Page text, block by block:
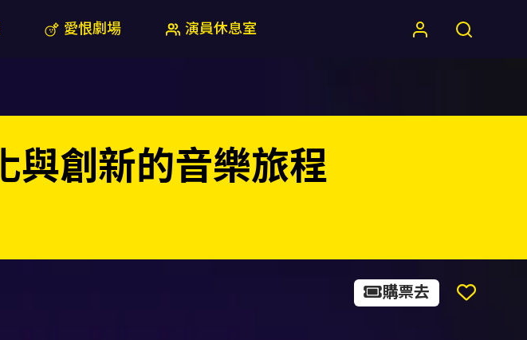
愛恨劇場 演員休息室
與創新的音樂旅程
購票去